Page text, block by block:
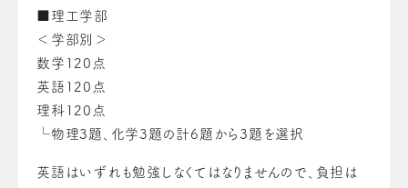
■理工学部
＜学部別＞
数学120点
英語120点
理科120点
└物理3題、化学3題の計6題から3題を選択
英語はいずれも勉強しなくてはなりませんので、負担は